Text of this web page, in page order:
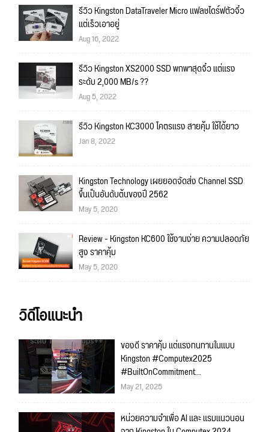
รีวิว Kingston DataTraveler Micro แฟลชไดร์ฟตัวจิ๋ว
แต่เร็วเอาอยู่
Aug 16, 2022
รีวิว Kingston XS2000 SSD พกพาสุดจิ๋ว แต่แรง
ระดับ 2,000 MB/s ??
Aug 5, 2022
รีวิว Kingston KC3000 โคตรแรง สายคุ้ม ใช้ได้ยาว
Jan 8, 2022
Kingston Technology เผยยอดจัดส่ง Channel SSD
ขึ้นเป็นอันดับต้นของปี 2562
May 5, 2020
Review - Kingston KC600 ใช้งานง่าย ความปลอดภัย
สูง ราคาคุ้ม
May 5, 2020
วิดีโอแนะนำ
ของดี ราคาคุ้ม แต่แรงทนทานในแบบ
Kingston #Computex2025
#BuiltOnCommitment
#KingstonFutureCity
May 21, 2025
หน่วยความจำเพื่อ AI และ แรมแนวนอน